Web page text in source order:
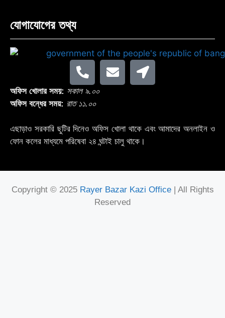
যোগাযোগের তথ্য
অফিস খোলার সময়: সকাল ৯.০০
অফিস বন্ধের সময়: রাত ১১.০০
এছাড়াও সরকারি ছুটির দিনেও অফিস খোলা থাকে এবং আমাদের অনলাইন ও
ফোন কলের মাধ্যমে পরিষেবা ২৪ ঘন্টাই চালু থাকে।
Copyright © 2025 Rayer Bazar Kazi Office| All Rights
Reserved